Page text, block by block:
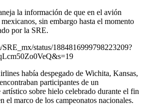
la información de que en el avión
sin embargo hasta el momento
por la SRE.
status/1884816999798223209?
había despegado de Wichita, Kansas,
participantes de un
artístico sobre hielo celebrado durante el fin
el marco de los campeonatos nacionales.